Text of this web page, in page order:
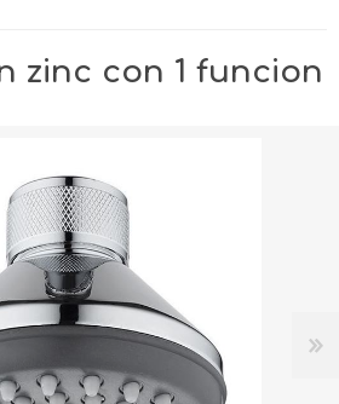
zinc con 1 funcion